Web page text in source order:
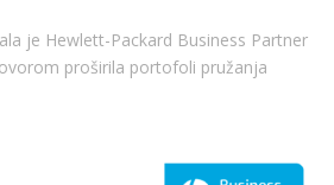
je Hewlett-Packard Business Partner
proširila portofoli pružanja